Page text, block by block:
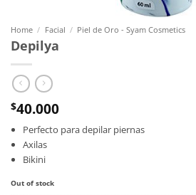
Home / Facial / Piel de Oro - Syam Cosmetics
Depilya
$40.000
Perfecto para depilar piernas
Axilas
Bikini
Out of stock